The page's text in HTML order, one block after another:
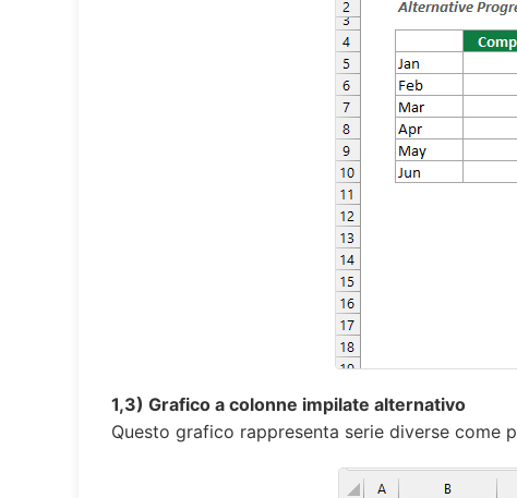
1,3) Grafico a colonne impilate alternativo
Questo grafico rappresenta serie diverse come